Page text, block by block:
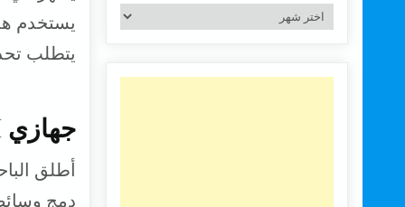
يتطلب
جهازي WIFI وفيديو فقط كافيين لتحديد الهوية
دمج
الأرشيف